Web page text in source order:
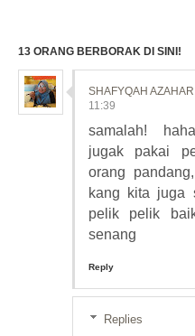
13 ORANG BERBORAK DI SINI!
SHAFYQAH AZAHAR
11:39
samalah!
jugak pakai
orang
kang kita juga
pelik pelik
senang
Reply
Replies